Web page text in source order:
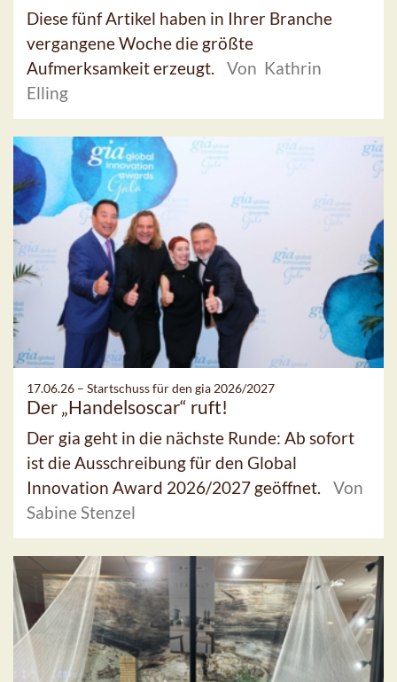
Diese fünf Artikel haben in Ihrer Branche
vergangene Woche die größte
Aufmerksamkeit erzeugt.
Von Kathrin
Elling
17.06.26 – Startschuss für den gia 2026/2027
Der „Handelsoscar“ ruft!
Der gia geht in die nächste Runde: Ab sofort
ist die Ausschreibung für den Global
Innovation Award 2026/2027 geöffnet.
Von
Sabine Stenzel